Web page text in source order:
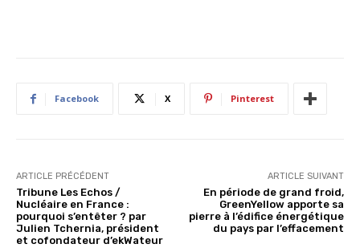
Facebook X Pinterest
ARTICLE PRÉCÉDENT
Tribune Les Echos /
Nucléaire en France :
pourquoi s’entêter ? par
Julien Tchernia, président
et cofondateur d’ekWateur
ARTICLE SUIVANT
En période de grand froid,
GreenYellow apporte sa
pierre à l’édifice énergétique
du pays par l’effacement